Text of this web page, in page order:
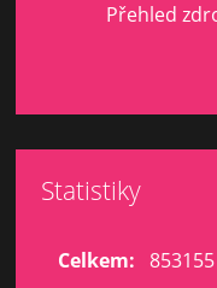
Přehled
Statistiky
Celkem: 853155